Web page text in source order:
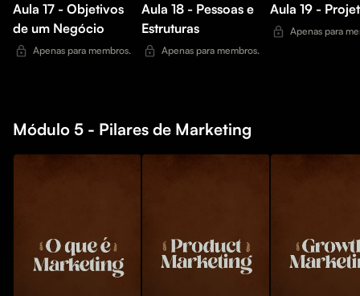
Aula 17 - Objetivos
de um Negócio
Apenas para membros.
Aula 18 - Pessoas e
Estruturas
Apenas para membros.
Aula 19 -
Apenas para
Módulo 5 - Pilares de Marketing